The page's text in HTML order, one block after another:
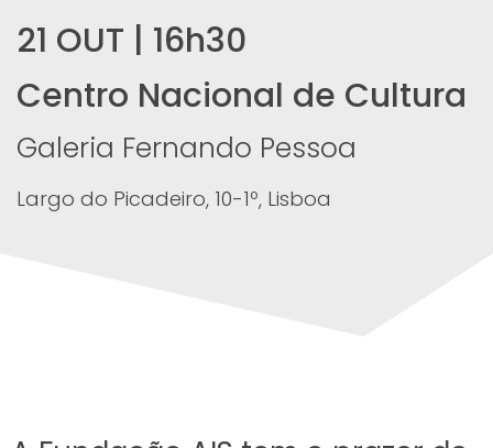
21 OUT | 16h30
Centro Nacional de Cultura
Galeria Fernando Pessoa
Largo do Picadeiro, 10-1º, Lisboa